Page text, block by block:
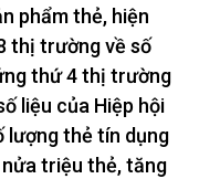
phẩm thẻ, hiện
thị trường về số
thứ 4 thị trường
liệu của Hiệp hội
lượng thẻ tín dụng
triệu thẻ, tăng